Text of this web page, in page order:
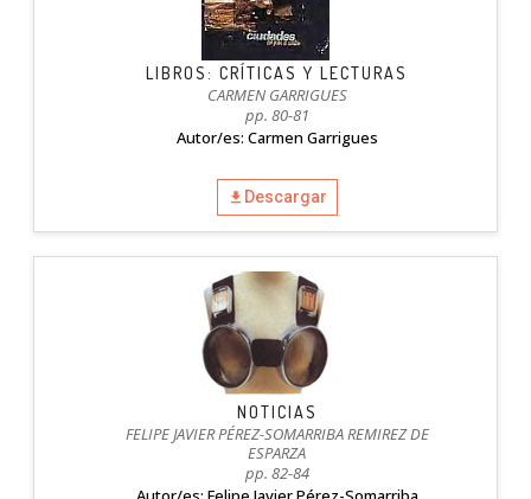
LIBROS: CRÍTICAS Y LECTURAS
CARMEN GARRIGUES
pp. 80-81
Autor/es: Carmen Garrigues
Descargar
NOTICIAS
FELIPE JAVIER PÉREZ-SOMARRIBA REMIREZ DE
ESPARZA
pp. 82-84